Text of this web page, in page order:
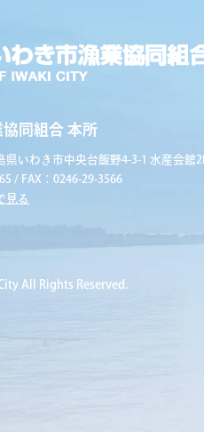
同組合 本所
いわき市中央台飯野4-3-1 水産会館
/ FAX：0246-29-3566
見る
All Rights Reserved.